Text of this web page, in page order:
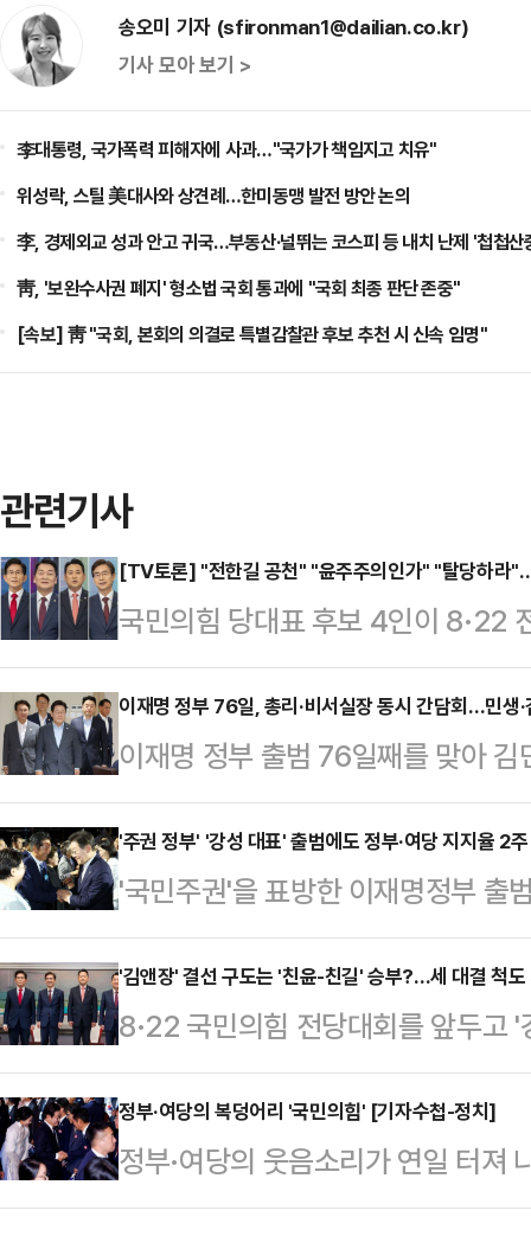
송오미 기자 (sfironman1@dailian.co.kr)
기사 모아 보기 >
李대통령, 국가폭력 피해자에 사과…"국가가 책임지고 치유"
위성락, 스틸 美대사와 상견례…한미동맹 발전 방안 논의
李, 경제외교 성과 안고 귀국…부동산·널뛰는 코스피 등 내치 난제 '첩첩산
靑, '보완수사권 폐지' 형소법 국회 통과에 "국회 최종 판단 존중"
[속보] 靑 "국회, 본회의 의결로 특별감찰관 후보 추천 시 신속 임명"
관련기사
[TV토론] "전한길 공천" "윤주주의인가" "탈당하라
국민의힘 당대표 후보 4인이 8·22
송토론회에서 각종 이슈를 두고 치
후보가 "전한길 씨를 공천하겠다"
수 후보는 "탈당하라"고 맞섰고, 3
문수 후보가 내놓은 투쟁방안을 두
통령의 탄핵 여부를 두고 강경파와
이 나오기도 했다.김문수·안철수·
19일 서울 중구…
이재명 정부 76일, 총리·비서실장 동시 간담회…민생
이재명 정부 출범 76일째를 맞아
이 각각 첫 공식 기자간담회를 가졌
정부가 직면한 과제와 초기 대응 상
과제를 설명했다. 서로 다른 자리에
이 같은 날 언론과 마주한 일정은
에 따르면 두 간담회는 각각 총리실
하지만 내각을 총괄하는 국무총리
장이 같은 날 공식 입장…
'주권 정부' '강성 대표' 출범에도 정부·여당 지지율 2
'국민주권'을 표방한 이재명정부 출
정청래 더불어민주당 체제 보름 만
다. 민주당에서는 '조국·윤미향 사
혹' 등 단기적인 악재 탓이라고 분
령 탄핵 찬반으로 내홍이 여전한 가
는 것을 두고 해석이 분분하다.19
리얼미터가 지난 11~14일(8월 2주
지지도…
'김앤장' 결선 구도는 '친윤-친길' 승부?…세 대결 척도
8·22 국민의힘 전당대회를 앞두고
는 원내와 원외 승부를 넘어 친윤(
가름이 될 거란 해석이 나온다. 최
대해 확연히 다른 모습을 보였고,
반이 명확히 드러났다는 분석이다.
정부·여당의 복덩어리 '국민의힘' [기자수첩-정치]
정부·여당의 웃음소리가 연일 터져
야당 국민의힘의 '자충수' 덕분이다.